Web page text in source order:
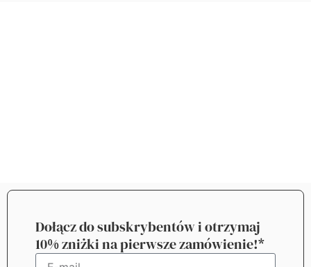
10% zniżki na pierwsze zamówienie!*